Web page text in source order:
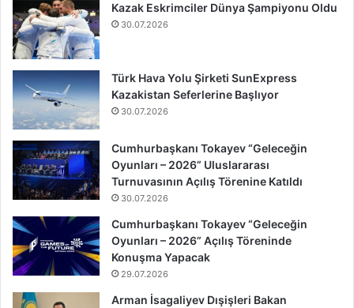
Kazak Eskrimciler Dünya Şampiyonu Oldu
30.07.2026
Türk Hava Yolu Şirketi SunExpress
Kazakistan Seferlerine Başlıyor
30.07.2026
Cumhurbaşkanı Tokayev “Geleceğin
Oyunları – 2026” Uluslararası
Turnuvasının Açılış Törenine Katıldı
30.07.2026
Cumhurbaşkanı Tokayev “Geleceğin
Oyunları – 2026” Açılış Töreninde
Konuşma Yapacak
29.07.2026
Arman İsagaliyev Dışişleri Bakan